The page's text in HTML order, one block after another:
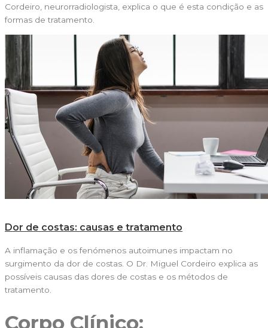
Cordeiro, neurorradiologista, explica o que é esta condição e as
formas de tratamento.
Dor de costas: causas e tratamento
A inflamação e os fenómenos autoimunes impactam no
surgimento da dor de costas. O Dr. Miguel Cordeiro explica as
possíveis causas das dores de costas e os métodos de
tratamento.
Corpo Clínico: